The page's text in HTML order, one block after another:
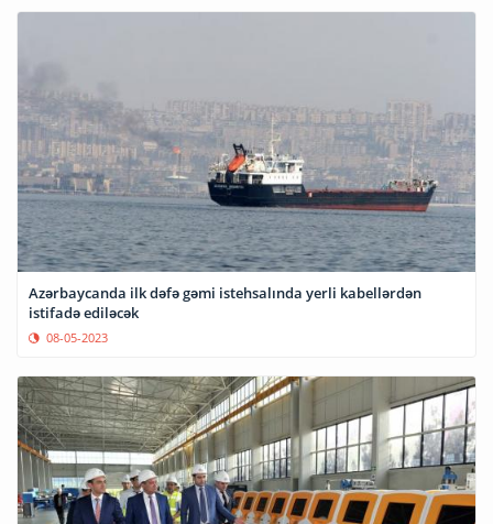
Azərbaycanda ilk dəfə gəmi istehsalında yerli kabellərdən
istifadə ediləcək
08-05-2023